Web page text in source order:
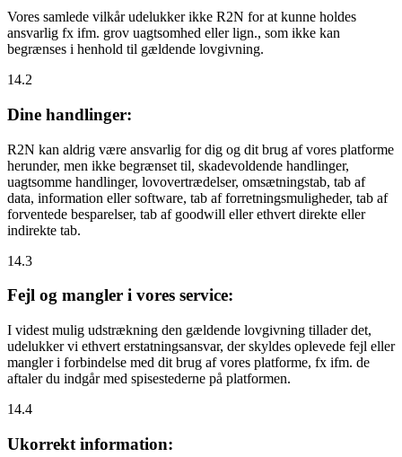
Vores samlede vilkår udelukker ikke R2N for at kunne holdes
ansvarlig fx ifm. grov uagtsomhed eller lign., som ikke kan
begrænses i henhold til gældende lovgivning.
14.2
Dine handlinger:
R2N kan aldrig være ansvarlig for dig og dit brug af vores platforme
herunder, men ikke begrænset til, skadevoldende handlinger,
uagtsomme handlinger, lovovertrædelser, omsætningstab, tab af
data, information eller software, tab af forretningsmuligheder, tab af
forventede besparelser, tab af goodwill eller ethvert direkte eller
indirekte tab.
14.3
Fejl og mangler i vores service:
I videst mulig udstrækning den gældende lovgivning tillader det,
udelukker vi ethvert erstatningsansvar, der skyldes oplevede fejl eller
mangler i forbindelse med dit brug af vores platforme, fx ifm. de
aftaler du indgår med spisestederne på platformen.
14.4
Ukorrekt information: